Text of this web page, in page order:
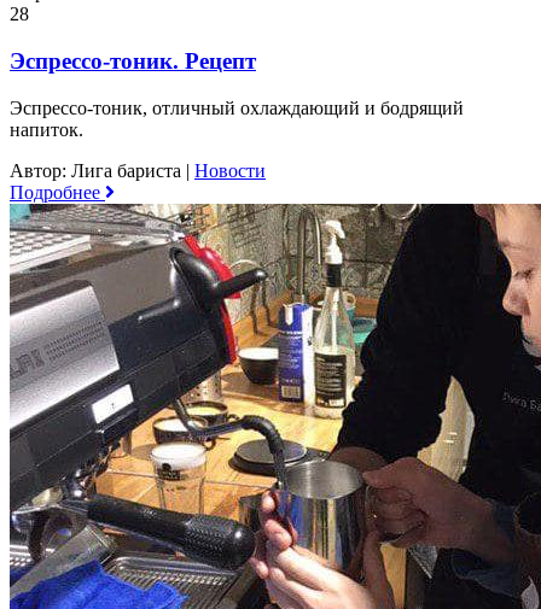
28
Эспрессо-тоник. Рецепт
Эспрессо-тоник, отличный охлаждающий и бодрящий
напиток.
Автор: Лига бариста | Новости
Подробнее